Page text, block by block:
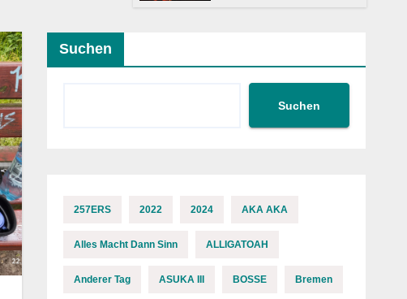
Suchen
Suchen
257ERS 2022 2024 AKA AKA
Alles Macht Dann Sinn ALLIGATOAH
Anderer Tag ASUKA III BOSSE Bremen